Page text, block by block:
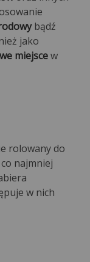
bądź
jako
miejscew
rolowany do
najmniej
w nich